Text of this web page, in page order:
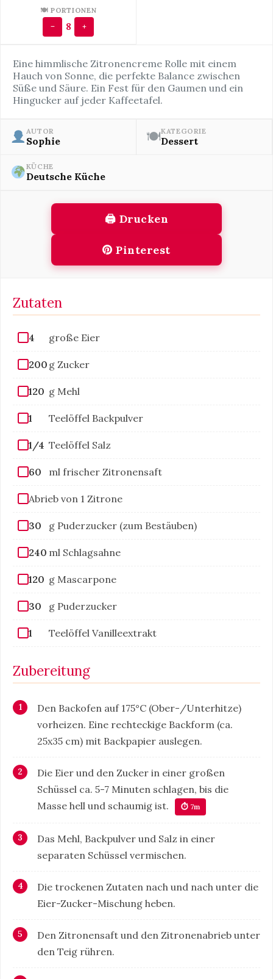
🍽 PORTIONEN
− 8 +
Eine himmlische Zitronencreme Rolle mit einem
Hauch von Sonne, die perfekte Balance zwischen
Süße und Säure. Ein Fest für den Gaumen und ein
Hingucker auf jeder Kaffeetafel.
AUTOR
Sophie 🍽KATEGORIE
Dessert
KÜCHE
Deutsche Küche
🖨 Drucken
Pinterest
Zutaten
4 große Eier
200 g Zucker
120 g Mehl
1 Teelöffel Backpulver
1/4 Teelöffel Salz
60 ml frischer Zitronensaft
Abrieb von 1 Zitrone
30 g Puderzucker (zum Bestäuben)
240 ml Schlagsahne
120 g Mascarpone
30 g Puderzucker
1 Teelöffel Vanilleextrakt
Zubereitung
Den Backofen auf 175°C (Ober-/Unterhitze)
vorheizen. Eine rechteckige Backform (ca.
25x35 cm) mit Backpapier auslegen.
Die Eier und den Zucker in einer großen
Schüssel ca. 5-7 Minuten schlagen, bis die
Masse hell und schaumig ist.
⏱ 7m
Das Mehl, Backpulver und Salz in einer
separaten Schüssel vermischen.
Die trockenen Zutaten nach und nach unter die
Eier-Zucker-Mischung heben.
Den Zitronensaft und den Zitronenabrieb unter
den Teig rühren.